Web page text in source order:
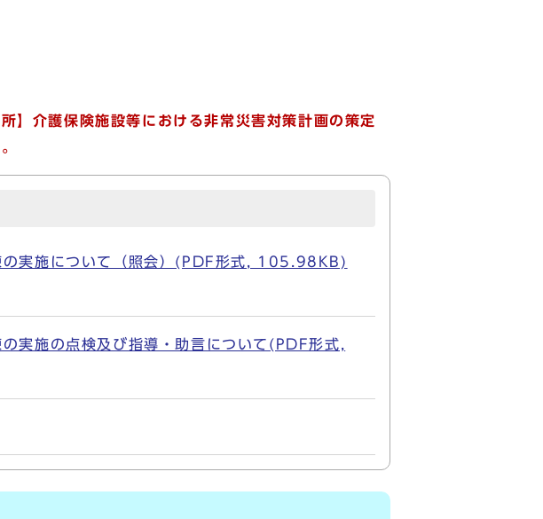
】介護保険施設等における非常災害対策計画の策定
の実施について（照会）(PDF形式, 105.98KB)
実施の点検及び指導・助言について(PDF形式,